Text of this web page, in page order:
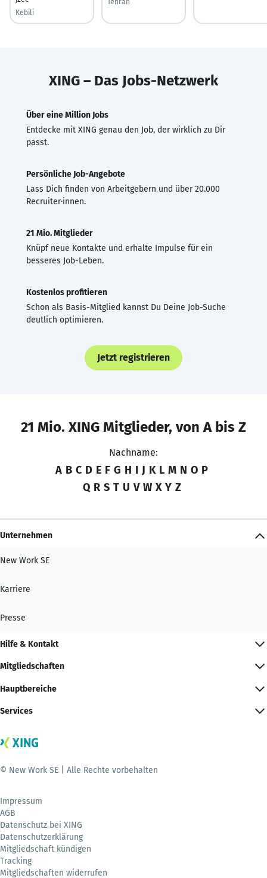
Kebili
XING – Das Jobs-Netzwerk
Über eine Million Jobs
Entdecke mit XING genau den Job, der wirklich zu Dir
passt.
Persönliche Job-Angebote
Lass Dich finden von Arbeitgebern und über 20.000
Recruiter·innen.
21 Mio. Mitglieder
Knüpf neue Kontakte und erhalte Impulse für ein
besseres Job-Leben.
Kostenlos profitieren
Schon als Basis-Mitglied kannst Du Deine Job-Suche
deutlich optimieren.
Jetzt registrieren
21 Mio. XING Mitglieder, von A bis Z
Nachname:
A B C D E F G H I J K L M N O P
Q R S T U V W X Y Z
Unternehmen
New Work SE
Karriere
Presse
Hilfe & Kontakt
Mitgliedschaften
Hauptbereiche
Services
© New Work SE | Alle Rechte vorbehalten
Impressum
AGB
Datenschutz bei XING
Datenschutzerklärung
Mitgliedschaft kündigen
Tracking
Mitgliedschaften widerrufen